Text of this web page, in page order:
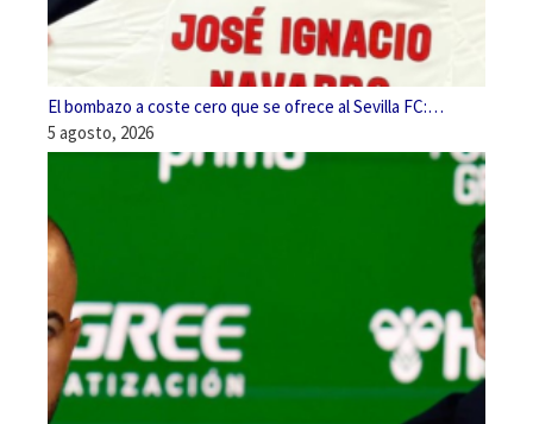
El bombazo a coste cero que se ofrece al Sevilla FC:…
5 agosto, 2026